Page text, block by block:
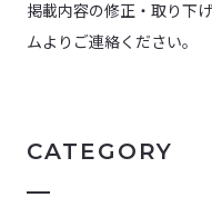
掲載内容の修正・取り下
ムよりご連絡ください。
CATEGORY